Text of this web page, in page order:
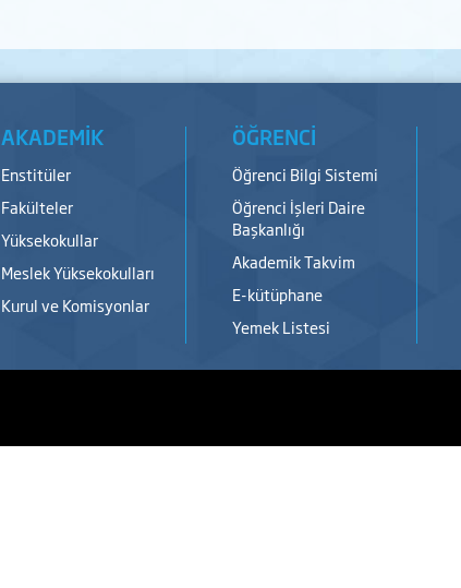
AKADEMİK
Enstitüler
Fakülteler
Yüksekokullar
Meslek Yüksekokulları
Kurul ve Komisyonlar
ÖĞRENCİ
Öğrenci Bilgi Sistemi
Öğrenci İşleri Daire
Başkanlığı
Akademik Takvim
E-kütüphane
Yemek Listesi